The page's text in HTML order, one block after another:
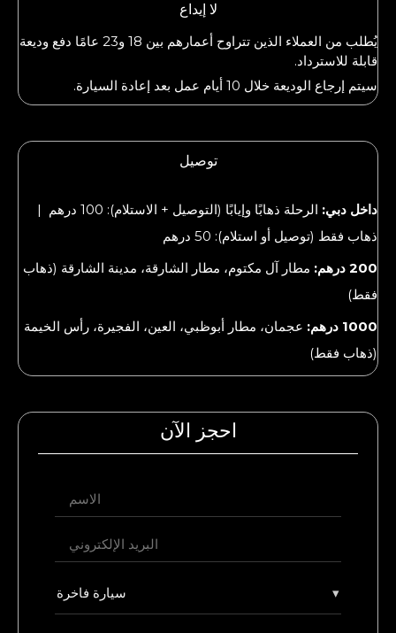
لا إيداع
يُطلب من العملاء الذين تتراوح أعمارهم بين 18 و23 عامًا دفع وديعة
قابلة للاسترداد.
سيتم إرجاع الوديعة خلال 10 أيام عمل بعد إعادة السيارة.
توصيل
داخل دبي:
الرحلة ذهابًا وإيابًا (التوصيل + الاستلام): 100 درهم |
ذهاب فقط (توصيل أو استلام): 50 درهم
200 درهم:
مطار آل مكتوم، مطار الشارقة، مدينة الشارقة (ذهاب
فقط)
1000 درهم:
عجمان، مطار أبوظبي، العين، الفجيرة، رأس الخيمة
(ذهاب فقط)
احجز الآن
سيارة فاخرة ▾